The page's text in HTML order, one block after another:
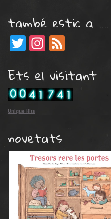
també estic a ….
TwitterInstagram
Ets el visitant
Unique Hits
novetats